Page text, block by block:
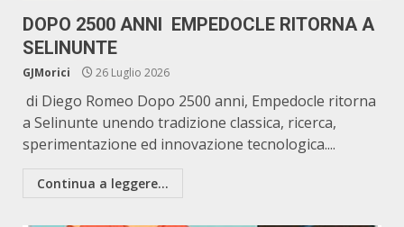
DOPO 2500 ANNI EMPEDOCLE RITORNA A
SELINUNTE
GJMorici 26 Luglio 2026
di Diego Romeo Dopo 2500 anni, Empedocle ritorna
a Selinunte unendo tradizione classica, ricerca,
sperimentazione ed innovazione tecnologica....
Continua a leggere...